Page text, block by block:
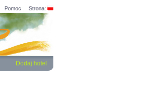
Pomoc Strona:
Dodaj hotel